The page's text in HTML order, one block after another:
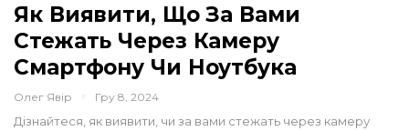
Як Виявити, Що За Вами
Стежать Через Камеру
Смартфону Чи Ноутбука
Олег Явір Гру 8, 2024
Дізнайтеся, як виявити, чи за вами стежать через камеру